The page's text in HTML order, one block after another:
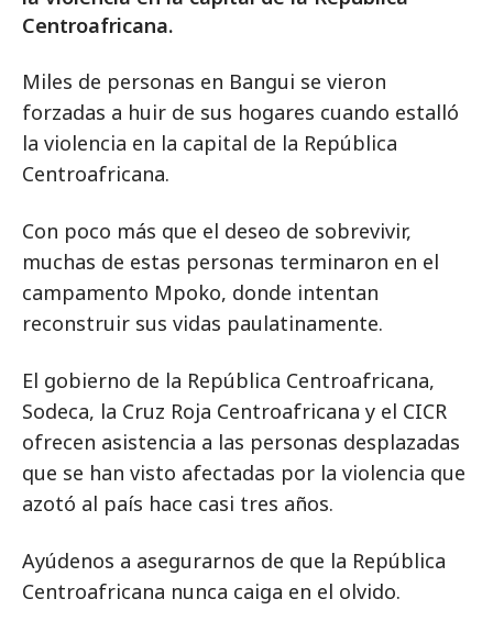
Centroafricana.
Miles de personas en Bangui se vieron
forzadas a huir de sus hogares cuando estalló
la violencia en la capital de la República
Centroafricana.
Con poco más que el deseo de sobrevivir,
muchas de estas personas terminaron en el
campamento Mpoko, donde intentan
reconstruir sus vidas paulatinamente.
El gobierno de la República Centroafricana,
Sodeca, la Cruz Roja Centroafricana y el CICR
ofrecen asistencia a las personas desplazadas
que se han visto afectadas por la violencia que
azotó al país hace casi tres años.
Ayúdenos a asegurarnos de que la República
Centroafricana nunca caiga en el olvido.